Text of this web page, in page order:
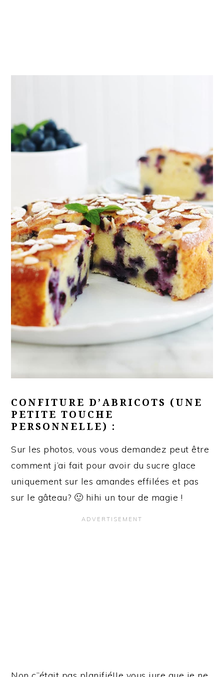
CONFITURE D’ABRICOTS (UNE
PETITE TOUCHE
PERSONNELLE) :
Sur les photos, vous vous demandez peut être
comment j’ai fait pour avoir du sucre glace
uniquement sur les amandes effilées et pas
sur le gâteau? 🙂 hihi un tour de magie !